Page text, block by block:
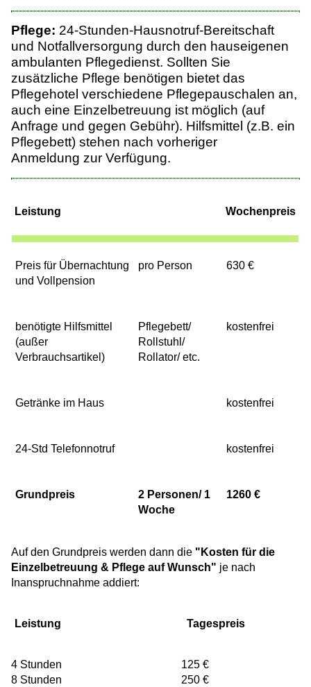
Pflege: 24-Stunden-Hausnotruf-Bereitschaft
und Notfallversorgung durch den hauseigenen
ambulanten Pflegedienst. Sollten Sie
zusätzliche Pflege benötigen bietet das
Pflegehotel verschiedene Pflegepauschalen an,
auch eine Einzelbetreuung ist möglich (auf
Anfrage und gegen Gebühr). Hilfsmittel (z.B. ein
Pflegebett) stehen nach vorheriger
Anmeldung zur Verfügung.
Leistung Wochenpreis
Preis für Übernachtung
und Vollpension
pro Person 630 €
benötigte Hilfsmittel
(außer
Verbrauchsartikel)
Pflegebett/
Rollstuhl/
Rollator/ etc.
kostenfrei
Getränke im Haus kostenfrei
24-Std Telefonnotruf kostenfrei
Grundpreis
2 Personen/ 1
Woche
1260 €
Auf den Grundpreis werden dann die "Kosten für die
Einzelbetreuung & Pflegeauf Wunsch" je nach
Inanspruchnahme addiert:
Leistung Tagespreis
4 Stunden 125 €
8 Stunden 250 €